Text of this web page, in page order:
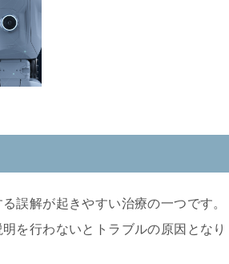
誤解が起きやすい治療の一つです。
を行わないとトラブルの原因となり